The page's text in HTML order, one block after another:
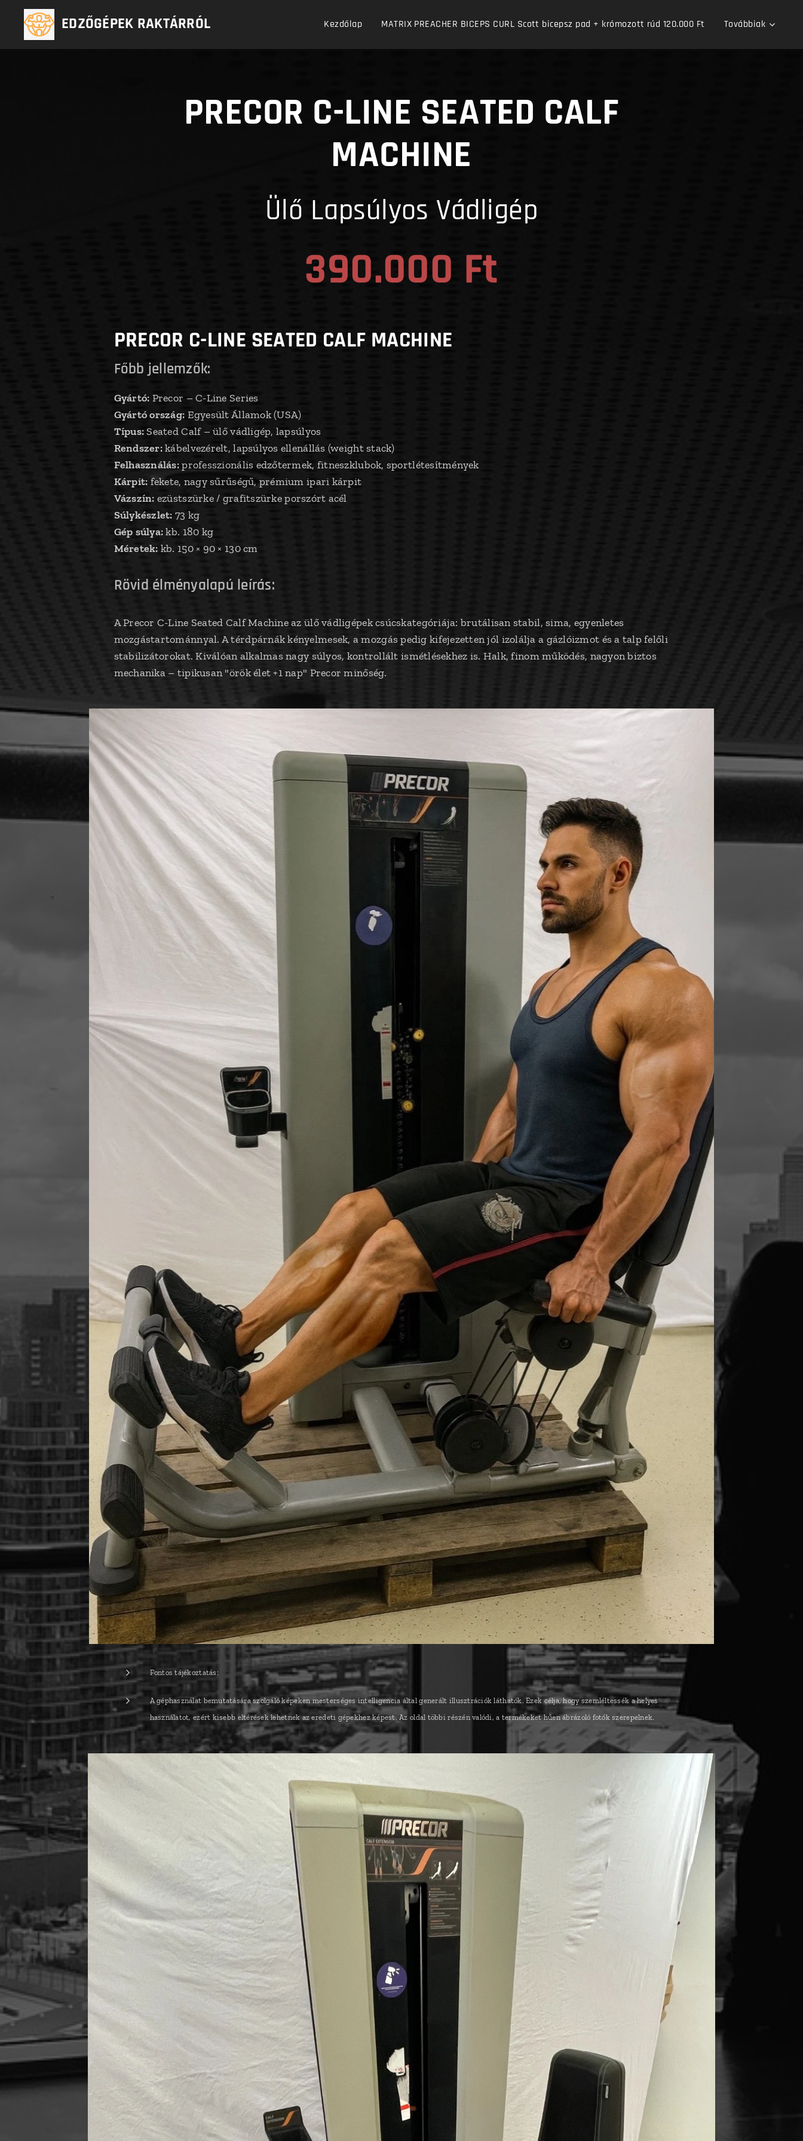
EDZŐGÉPEK RAKTÁRRÓL Kezdőlap MATRIX PREACHER BICEPS CURL Scott bicepsz pad + krómozott rúd 120.000 Ft Továbbiak
PRECOR C-LINE SEATED CALF
MACHINE
Ülő Lapsúlyos Vádligép
390.000 Ft
PRECOR C-LINE SEATED CALF MACHINE
Főbb jellemzők:
Gyártó: Precor – C-Line Series
Gyártó ország: Egyesült Államok (USA)
Típus: Seated Calf – ülő vádligép, lapsúlyos
Rendszer:kábelvezérelt, lapsúlyos ellenállás (weight stack)
Felhasználás:professzionális edzőtermek, fitneszklubok, sportlétesítmények
Kárpit: fekete, nagy sűrűségű, prémium ipari kárpit
Vázszín: ezüstszürke / grafitszürke porszórt acél
Súlykészlet: 73 kg
Gép súlya:kb. 180 kg
Méretek: kb. 150 × 90 × 130 cm
Rövid élményalapú leírás:
A Precor C-Line Seated Calf Machine az ülő vádligépek csúcskategóriája: brutálisan stabil, sima, egyenletes
mozgástartománnyal. A térdpárnák kényelmesek, a mozgás pedig kifejezetten jól izolálja a gázlóizmot és a talp felőli
stabilizátorokat. Kiválóan alkalmas nagy súlyos, kontrollált ismétlésekhez is. Halk, finom működés, nagyon biztos
mechanika – tipikusan "örök élet +1 nap" Precor minőség.
Fontos tájékoztatás:
A géphasználat bemutatására szolgáló képeken mesterséges intelligencia által generált illusztrációk láthatók. Ezek célja, hogy szemléltessék a helyes
használatot, ezért kisebb eltérések lehetnek az eredeti gépekhez képest. Az oldal többi részén valódi, a termékeket hűen ábrázoló fotók szerepelnek.